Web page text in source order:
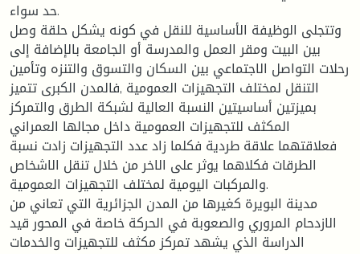
حد سواء.
وتتجلى الوظيفة الأساسية للنقل في كونه يشكل حلقة وصل
بين البيت ومقر العمل والمدرسة أو الجامعة بالإضافة إلى
رحلات التواصل الاجتماعي بين السكان والتسوق والتنزه وتأمين
التنقل لمختلف التجهيزات العمومية ,فالمدن الكبرى تتميز
بميزتين أساسيتين النسبة العالية لشبكة الطرق والتمركز
المكثف للتجهيزات العمومية داخل مجالها العمراني
فعلاقتهما علاقة طردية فكلما زاد عدد التجهيزات زادت نسبة
الطرقات فكلاهما يوثر على الاخر من خلال تنقل الاشخاص
والمركبات اليومية لمختلف التجهيزات العمومية.
مدينة البويرة كغيرها من المدن الجزائرية التي تعاني من
الازدحام المروري والصعوبة في الحركة خاصة في المحور قيد
الدراسة الذي يشهد تمركز مكثف للتجهيزات والخدمات